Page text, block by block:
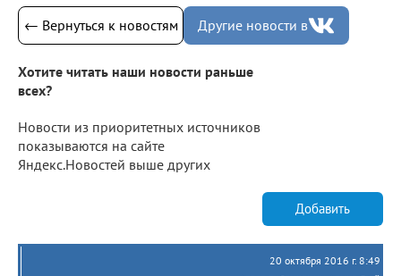
← Вернуться к новостям Другие новости в
Хотите читать наши новости раньше
всех?
Новости из приоритетных источников
показываются на сайте
Яндекс.Новостей выше других
Добавить
20 октября 2016 г. 8:49